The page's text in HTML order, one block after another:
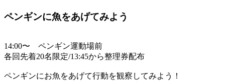
ペンギンに魚をあげてみよう
14:00〜 ペンギン運動場前
各回先着20名限定/13:45から整理券配布
ペンギンにお魚をあげて行動を観察してみよう！